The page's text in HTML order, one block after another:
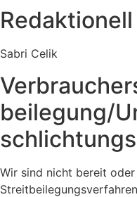
Sabri Celik
beilegung/
Wir sind nicht bereit